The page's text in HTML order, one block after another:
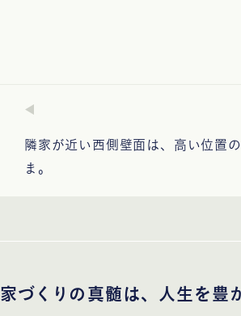
隣家が近い西側壁面は、高い位置
ま。
家づくりの真髄は、人生を豊